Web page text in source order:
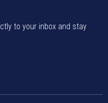
to your inbox and stay